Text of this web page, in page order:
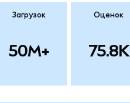
Загрузок
50M+
Оценок
75.8K